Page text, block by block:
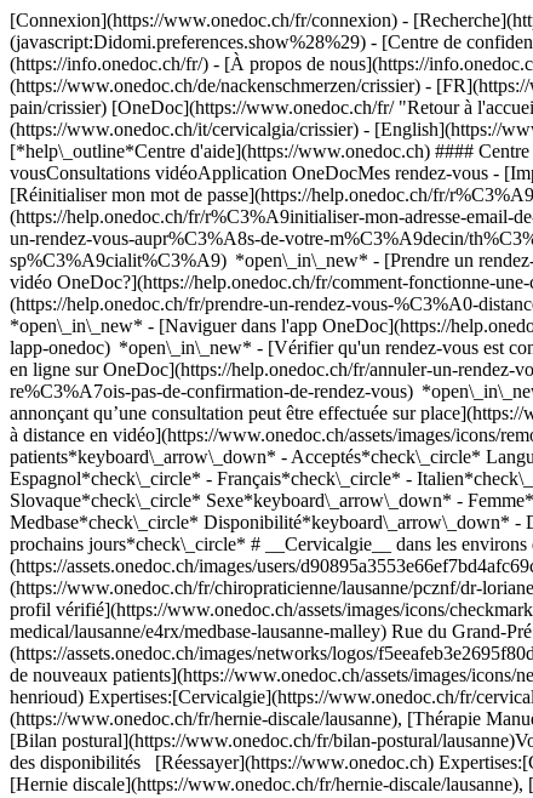
[Connexion](https://www.onedoc.ch/fr/connexion) -
(javascript:Didomi.preferences.show%28%29) - [Centre de
(https://info.onedoc.ch/fr/) - [À propos de nous](https://
(https://www.onedoc.ch/de/nackenschmerzen/crissier) -
pain/crissier) [OneDoc](https://www.onedoc.ch/fr/ "Retour à
(https://www.onedoc.ch/it/cervicalgia/crissier) - [English](https://
[*help\_outline*Centre d'aide](https://www.onedoc.ch) ####
vousConsultations vidéoApplication OneDocMes rendez-vous -
[Réinitialiser mon mot de passe](https://help.onedoc.ch/fr/
(https://help.onedoc.ch/fr/r%C3%A9initialiser-mon-adresse-email-
un-rendez-vous-aupr%C3%A8s-de-votre-m%C3%A9decin/
sp%C3%A9cialit%C3%A9) *open\_in\_new* - [Prendre un
vidéo OneDoc?](https://help.onedoc.ch/fr/comment-fonctionne-
(https://help.onedoc.ch/fr/prendre-un-rendez-vous-%C3%A0-
*open\_in\_new* - [Naviguer dans l'app OneDoc](https://
lapp-onedoc) *open\_in\_new* - [Vérifier qu'un rendez-vous est confirmé](https://help.onedoc.ch/fr/v%C3%A9rifier-quun-rendez-vous-est-confirm%C3%A9) *open\_in\_new* - [Annuler un rendez-vous pris en ligne sur OneDoc](https://help.onedoc.ch/fr/annuler-un-rendez-vous-pris-en-ligne-sur-onedoc) *open\_in\_new* - [Je ne reçois pas de confirmation de rendez-vous](https://help.onedoc.ch/fr/je-ne-re%C3%A7ois-pas-de-confirmation-de-rendez-vous) *open\_in\_new* [Voir tous nos articles *open\_in\_new*](https://help.onedoc.ch/fr/) close ## Modifier votre recherche ![Maison avec un signe plus annonçant qu’une consultation peut être effectuée sur place](https://www.onedoc.ch/assets/images/icons/on-site.svg) Sur place ![Caméra avec un symbole lecture annonçant qu’une consultation peut être effectuée à distance en vidéo](https://www.onedoc.ch/assets/images/icons/remote.svg) À distance Rechercher #### Spécialités #### Praticiens #### Établissements edit Cervicalgie à Crissier tune Filtrer par Nouveaux patients*keyboard\_arrow\_down* - Acceptés*check\_circle* Langue parlée*keyboard\_arrow\_down* - Allemand*check\_circle* - Anglais*check\_circle* - Catalan*check\_circle* - Chinois*check\_circle* - Espagnol*check\_circle* - Français*check\_circle* - Italien*check\_circle* - Macédonien*check\_circle* - Polonais*check\_circle* - Portugais*check\_circle* - Roumain*check\_circle* - Slovaque*check\_circle* Sexe*keyboard\_arrow\_down* - Femme*check\_circle* - Homme*check\_circle* Réseau*keyboard\_arrow\_down* - ASCA*check\_circle* - RME*check\_circle* - Medbase*check\_circle* Disponibilité*keyboard\_arrow\_down* - Disponible aujourdhui*check\_circle* - Dans les 3 prochains jours*check\_circle* - Dans les 7 prochains jours*check\_circle* - Dans les 14 prochains jours*check\_circle* # __Cervicalgie__ dans les environs de __Crissier__: prenez rendez-vous en ligne aujourd'hui [![Dr. Loriane Henrioud, chiropraticienne à Lausanne](https://assets.onedoc.ch/images/users/